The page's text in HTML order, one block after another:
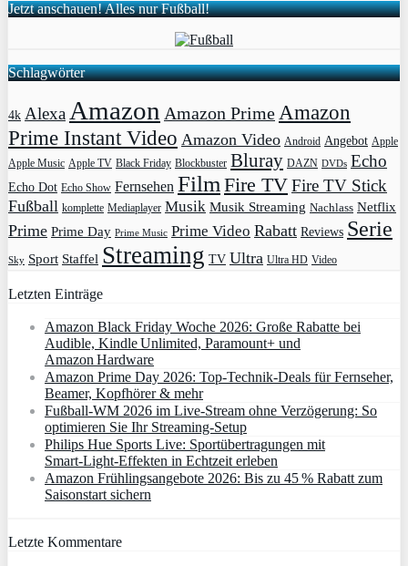
Jetzt anschauen! Alles nur Fußball!
Schlagwörter
4k AlexaAmazon Amazon PrimeAmazon
Prime Instant Video Amazon Video Android Angebot Apple
Apple Music Apple TV Black Friday Blockbuster Bluray DAZN DVDs Echo
Echo Dot Echo Show Fernsehen FilmFire TVFire TV Stick
Fußball komplette Mediaplayer Musik Musik Streaming Nachlass Netflix
Prime Prime Day Prime Music Prime Video Rabatt Reviews Serie
Sky Sport Staffel Streaming TV Ultra Ultra HD Video
Letzten Einträge
Amazon Black Friday Woche 2026: Große Rabatte bei
Audible, Kindle Unlimited, Paramount+ und
Amazon Hardware
Amazon Prime Day 2026: Top-Technik-Deals für Fernseher,
Beamer, Kopfhörer & mehr
Fußball-WM 2026 im Live-Stream ohne Verzögerung: So
optimieren Sie Ihr Streaming-Setup
Philips Hue Sports Live: Sportübertragungen mit
Smart‑Light‑Effekten in Echtzeit erleben
Amazon Frühlingsangebote 2026: Bis zu 45 % Rabatt zum
Saisonstart sichern
Letzte Kommentare